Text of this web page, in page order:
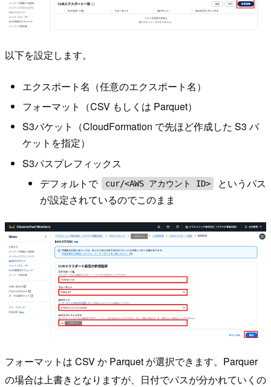
以下を設定します。
エクスポート名（任意のエクスポート名）
フォーマット（CSV もしくは Parquet）
S3バケット（CloudFormation で先ほど作成した S3 バ
ケットを指定）
S3パスプレフィックス
デフォルトで
cur/<AWS アカウント ID>
というパス
が設定されているのでこのまま
フォーマットは CSV か Parquet が選択できます。Parquer
の場合は上書きとなりますが、日付でパスが分かれていくの